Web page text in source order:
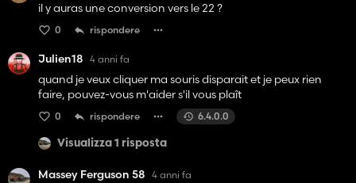
il y auras une conversion vers le 22 ?
0 rispondere
Julien18 4 anni fa
quand je veux cliquer ma souris disparait et je peux rien
faire, pouvez-vous m'aider s'il vous plaît
0 rispondere 6.4.0.0
Visualizza 1 risposta
Massey Ferguson 58 4 anni fa